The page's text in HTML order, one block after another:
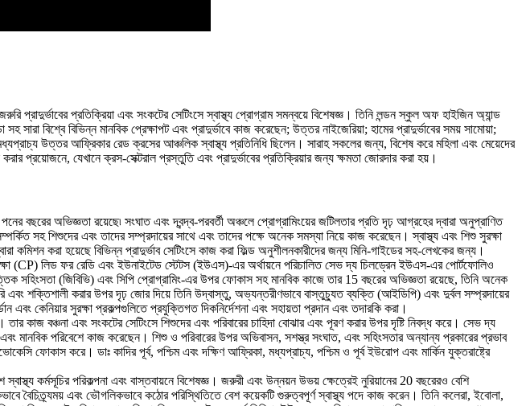
প্রাদুর্ভাবের প্রতিক্রিয়া এবং সংকটের সেটিংসে স্বাস্থ্য প্রোগ্রাম সমন্বয়ে বিশেষজ্ঞ। তিনি লন্ডন স্কুল অফ হাইজিন অ্যান্ড
বিশ্বে বিভিন্ন মানবিক প্রেক্ষাপট এবং প্রাদুর্ভাবে কাজ করেছেন; উত্তর নাইজেরিয়া; হামের প্রাদুর্ভাবের সময় সামোয়া;
উত্তর আফ্রিকার রেড ক্রসের আঞ্চলিক স্বাস্থ্য প্রতিনিধি ছিলেন। সারাহ সকলের জন্য, বিশেষ করে মহিলা এবং মেয়েদের
প্রয়োজনে, যেখানে ক্রস-সেক্টরাল প্রস্তুতি এবং প্রাদুর্ভাবের প্রতিক্রিয়ার জন্য ক্ষমতা জোরদার করা হয়।
বছরের অভিজ্ঞতা রয়েছে৷ সংঘাত এবং দ্বন্দ্ব-পরবর্তী অঞ্চলে প্রোগ্রামিংয়ের জটিলতার প্রতি দৃঢ় আগ্রহের দ্বারা অনুপ্রাণিত
সহ শিশুদের এবং তাদের সম্প্রদায়ের সাথে এবং তাদের পক্ষে অনেক সমস্যা নিয়ে কাজ করেছেন। স্বাস্থ্য এবং শিশু সুরক্ষা
করা হয়েছে বিভিন্ন প্রাদুর্ভাব সেটিংসে কাজ করা ফিল্ড অনুশীলনকারীদের জন্য মিনি-গাইডের সহ-লেখকের জন্য।
(CP) লিড ফর রেডি এবং ইউনাইটেড স্টেটস (ইউএস)-এর অর্থায়নে পরিচালিত সেভ দ্য চিলড্রেন ইউএস-এর পোর্টফোলিও
সহিংসতা (জিবিভি) এবং সিপি প্রোগ্রামিং-এর উপর ফোকাস সহ মানবিক কাজে তার 15 বছরের অভিজ্ঞতা রয়েছে, তিনি অনেক
এবং শক্তিশালী করার উপর দৃঢ় জোর দিয়ে তিনি উদ্বাস্তু, অভ্যন্তরীণভাবে বাস্তুচ্যুত ব্যক্তি (আইডিপি) এবং দুর্বল সম্প্রদায়ের
কেনিয়ার সুরক্ষা প্রকল্পগুলিতে প্রযুক্তিগত দিকনির্দেশনা এবং সহায়তা প্রদান এবং তদারকি করা।
কাজ বঞ্চনা এবং সংকটের সেটিংসে শিশুদের এবং পরিবারের চাহিদা বোঝার এবং পূরণ করার উপর দৃষ্টি নিবদ্ধ করে। সেভ দ্য
মানবিক পরিবেশে কাজ করেছেন। শিশু ও পরিবারের উপর অভিবাসন, সশস্ত্র সংঘাত, এবং সহিংসতার অন্যান্য প্রকারের প্রভাব
ফোকাস করে। ডাঃ কাদির পূর্ব, পশ্চিম এবং দক্ষিণ আফ্রিকা, মধ্যপ্রাচ্য, পশ্চিম ও পূর্ব ইউরোপ এবং মার্কিন যুক্তরাষ্ট্রে
স্বাস্থ্য কর্মসূচির পরিকল্পনা এবং বাস্তবায়নে বিশেষজ্ঞ। জরুরী এবং উন্নয়ন উভয় ক্ষেত্রেই নুরিয়ানের 20 বছরেরও বেশি
বৈচিত্র্যময় এবং ভৌগলিকভাবে কঠোর পরিস্থিতিতে বেশ কয়েকটি গুরুত্বপূর্ণ স্বাস্থ্য পদে কাজ করেন। তিনি কলেরা, ইবোলা,